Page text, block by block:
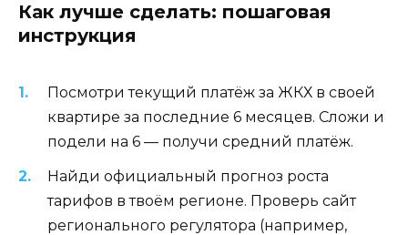
Как лучше сделать: пошаговая
инструкция
Посмотри текущий платёж за ЖКХ в своей
квартире за последние 6 месяцев. Сложи и
подели на 6 — получи средний платёж.
Найди официальный прогноз роста
тарифов в твоём регионе. Проверь сайт
регионального регулятора (например,